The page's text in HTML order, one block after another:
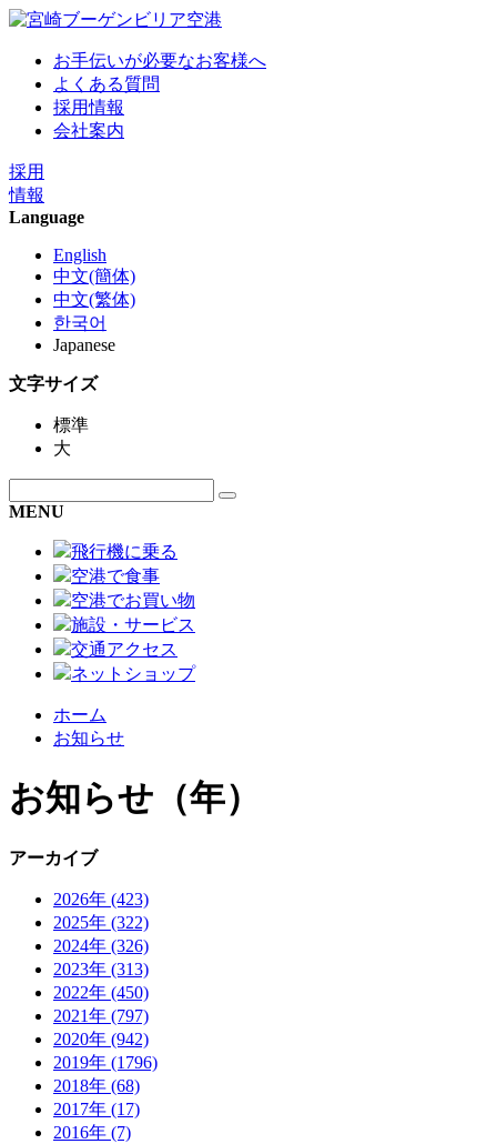
お手伝いが必要なお客様へ
よくある質問
採用情報
会社案内
採用
情報
Language
English
中文(簡体)
中文(繁体)
한국어
Japanese
文字サイズ
標準
大
MENU
飛行機に乗る
空港で食事
空港でお買い物
施設・サービス
交通アクセス
ネットショップ
ホーム
お知らせ
お知らせ （年）
アーカイブ
2026年 (423)
2025年 (322)
2024年 (326)
2023年 (313)
2022年 (450)
2021年 (797)
2020年 (942)
2019年 (1796)
2018年 (68)
2017年 (17)
2016年 (7)